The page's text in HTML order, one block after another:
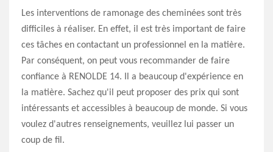
Les interventions de ramonage des cheminées sont très
difficiles à réaliser. En effet, il est très important de faire
ces tâches en contactant un professionnel en la matière.
Par conséquent, on peut vous recommander de faire
confiance à RENOLDE 14. Il a beaucoup d'expérience en
la matière. Sachez qu'il peut proposer des prix qui sont
intéressants et accessibles à beaucoup de monde. Si vous
voulez d'autres renseignements, veuillez lui passer un
coup de fil.